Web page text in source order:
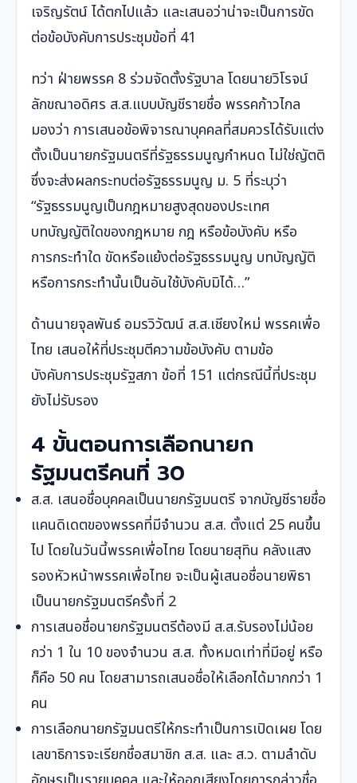
เจริญรัตน์ ได้ตกไปแล้ว และเสนอว่าน่าจะเป็นการขัด
ต่อข้อบังคับการประชุมข้อที่ 41
ทว่า ฝ่ายพรรค 8 ร่วมจัดตั้งรัฐบาล โดยนายวิโรจน์
ลักขณาอดิศร ส.ส.แบบบัญชีรายชื่อ พรรคก้าวไกล
มองว่า การเสนอข้อพิจารณาบุคคลที่สมควรได้รับแต่ง
ตั้งเป็นนายกรัฐมนตรีที่รัฐธรรมนูญกำหนด ไม่ใช่ญัตติ
ซึ่งจะส่งผลกระทบต่อรัฐธรรมนูญ ม. 5 ที่ระบุว่า
“รัฐธรรมนูญเป็นกฎหมายสูงสุดของประเทศ
บทบัญญัติใดของกฎหมาย กฎ หรือข้อบังคับ หรือ
การกระทำใด ขัดหรือแย้งต่อรัฐธรรมนูญ บทบัญญัติ
หรือการกระทำนั้นเป็นอันใช้บังคับมิได้…”
ด้านนายจุลพันธ์ อมรวิวัฒน์ ส.ส.เชียงใหม่ พรรคเพื่อ
ไทย เสนอให้ที่ประชุมตีความข้อบังคับ ตามข้อ
บังคับการประชุมรัฐสภา ข้อที่ 151 แต่กรณีนี้ที่ประชุม
ยังไม่รับรอง
4 ขั้นตอนการเลือกนายก
รัฐมนตรีคนที่ 30
ส.ส. เสนอชื่อบุคคลเป็นนายกรัฐมนตรี จากบัญชีรายชื่อ
แคนดิเดตของพรรคที่มีจำนวน ส.ส. ตั้งแต่ 25 คนขึ้น
ไป โดยในวันนี้พรรคเพื่อไทย โดยนายสุทิน คลังแสง
รองหัวหน้าพรรคเพื่อไทย จะเป็นผู้เสนอชื่อนายพิธา
เป็นนายกรัฐมนตรีครั้งที่ 2
การเสนอชื่อนายกรัฐมนตรีต้องมี ส.ส.รับรองไม่น้อย
กว่า 1 ใน 10 ของจำนวน ส.ส. ทั้งหมดเท่าที่มีอยู่ หรือ
ก็คือ 50 คน โดยสามารถเสนอชื่อให้เลือกได้มากกว่า 1
คน
การเลือกนายกรัฐมนตรีให้กระทำเป็นการเปิดเผย โดย
เลขาธิการจะเรียกชื่อสมาชิก ส.ส. และ ส.ว. ตามลำดับ